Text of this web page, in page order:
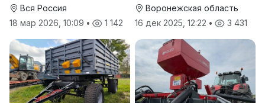
Вся Россия
18 мар 2026, 10:09 • 1 142
Воронежская область
16 дек 2025, 12:22 • 3 431